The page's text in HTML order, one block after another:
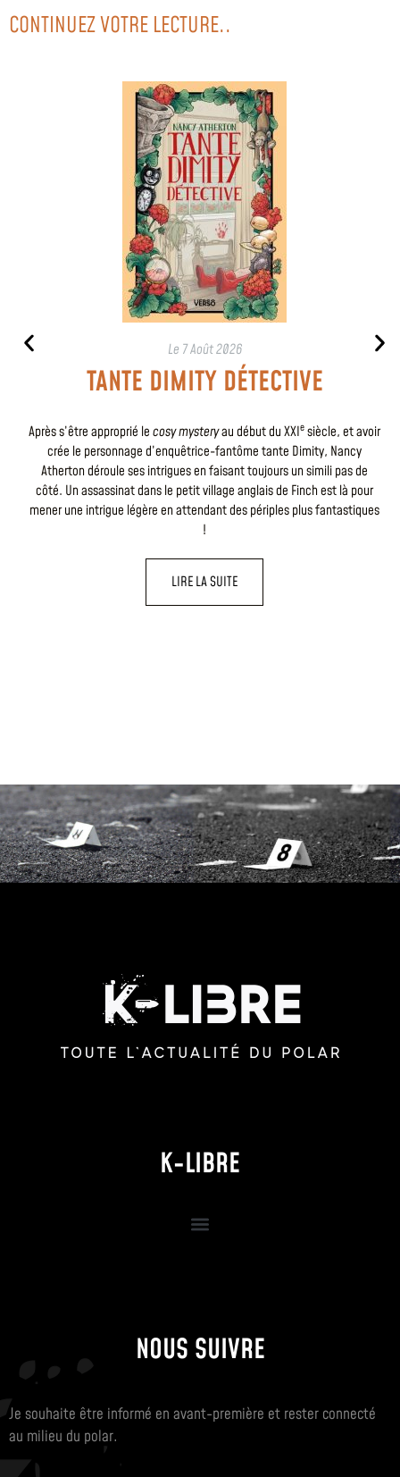
CONTINUEZ VOTRE LECTURE..
Le 7 Août 2026
TANTE DIMITY DÉTECTIVE
Après s’être approprié lecosy mysteryau début du XXIesiècle, et avoir
crée le personnage d’enquêtrice-fantôme tante Dimity, Nancy
Atherton déroule ses intrigues en faisant toujours un simili pas de
côté. Un assassinat dans le petit village anglais de Finch est là pour
mener une intrigue légère en attendant des périples plus fantastiques
!
LIRE LA SUITE
K-LIBRE
NOUS SUIVRE
Je souhaite être informé en avant-première et rester connecté
au milieu du polar.